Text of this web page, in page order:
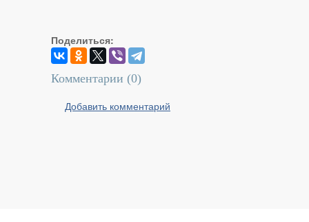
Поделиться:
Комментарии (0)
Добавить комментарий